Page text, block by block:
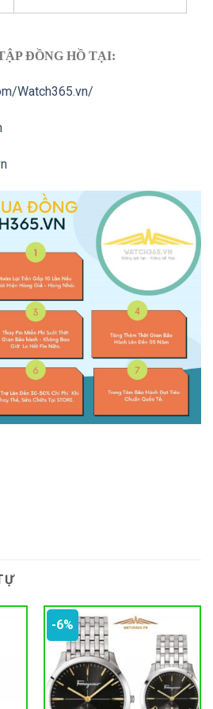
ĐỒNG HỒ TẠI:
Watch365.vn/
-6%